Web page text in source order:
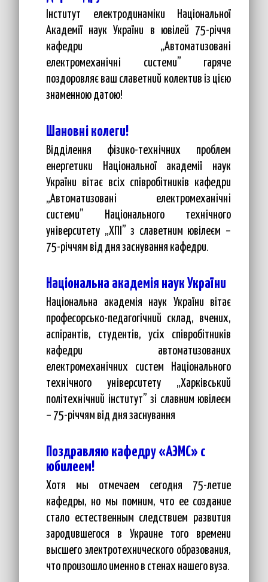
Інститут електродинаміки Національної
Академії наук України в ювілей 75-річчя
кафедри „Автоматизовані
електромеханічні системи” гаряче
поздоровляє ваш славетний колектив із цією
знаменною датою!
Шановні колеги!
Відділення фізико-технічних проблем
енергетики Національної академії наук
України вітає всіх співробітників кафедри
„Автоматизовані електромеханічні
системи” Національного технічного
університету „ХПІ” з славетним ювілеєм –
75-річчям від дня заснування кафедри.
Національна академія наук України
Національна академія наук України вітає
професорсько-педагогічний склад, вчених,
аспірантів, студентів, усіх співробітників
кафедри автоматизованих
електромеханічних систем Національного
технічного університету „Харківський
політехнічний інститут” зі славним ювілеєм
– 75-річчям від дня заснування
Поздравляю кафедру «АЭМС» с
юбилеем!
Хотя мы отмечаем сегодня 75-летие
кафедры, но мы помним, что ее создание
стало естественным следствием развития
зародившегося в Украине того времени
высшего электротехнического образования,
что произошло именно в стенах нашего вуза.